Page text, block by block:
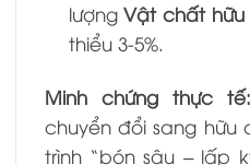
lượngVật chất hữu
thiểu 3-5%.
Minh chứng thực tế:
chuyển đổi sang
trình “bón sâu – lấp